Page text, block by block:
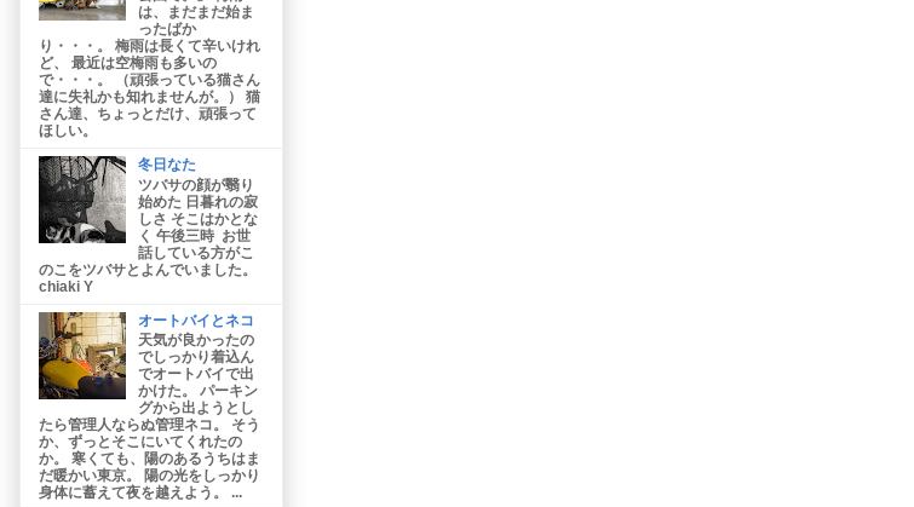
は、まだまだ始ま
ったばか
り・・・。 梅雨は長くて辛いけれ
ど、 最近は空梅雨も多いの
で・・・。 （頑張っている猫さん
達に失礼かも知れませんが。） 猫
さん達、ちょっとだけ、頑張って
ほしい。
冬日なた
ツバサの顔が翳り
始めた 日暮れの寂
しさ そこはかとな
く 午後三時 お世
話している方がこ
のこをツバサとよんでいました。
chiaki Y
オートバイとネコ
天気が良かったの
でしっかり着込ん
でオートバイで出
かけた。 パーキン
グから出ようとし
たら管理人ならぬ管理ネコ。 そう
か、ずっとそこにいてくれたの
か。 寒くても、陽のあるうちはま
だ暖かい東京。 陽の光をしっかり
身体に蓄えて夜を越えよう。 ...